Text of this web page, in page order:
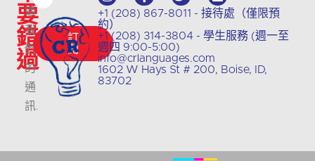
要
錯
過
過
我
們
的
通
訊.
訂
閱
+1 (208) 867-8011 - 接待處（僅限預
約）
+1 (208) 314-3804 - 學生服務 (週一至
週四 9:00-5:00)
info@crlanguages.com
1602 W Hays St # 200, Boise, ID,
83702